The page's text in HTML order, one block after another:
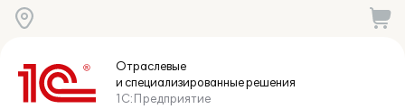
Отраслевые
и специализированныерешения
1С:Предприятие